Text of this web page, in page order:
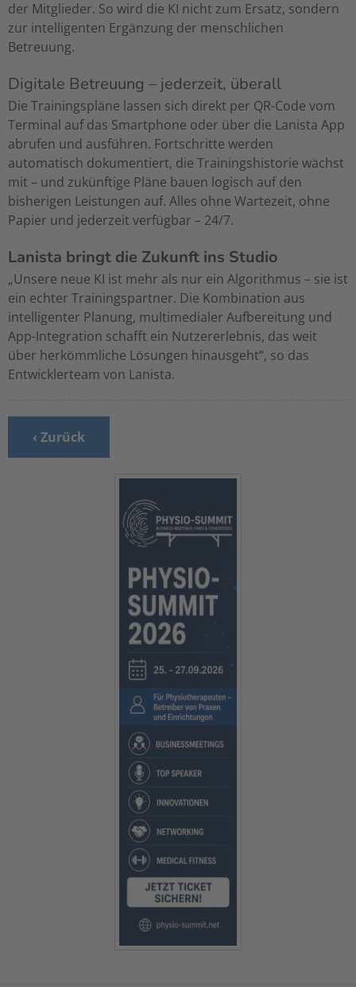
der Mitglieder. So wird die KI nicht zum Ersatz, sondern
zur intelligenten Ergänzung der menschlichen
Betreuung.
Digitale Betreuung – jederzeit, überall
Die Trainingspläne lassen sich direkt per QR-Code vom
Terminal auf das Smartphone oder über die Lanista App
abrufen und ausführen. Fortschritte werden
automatisch dokumentiert, die Trainingshistorie wächst
mit – und zukünftige Pläne bauen logisch auf den
bisherigen Leistungen auf. Alles ohne Wartezeit, ohne
Papier und jederzeit verfügbar – 24/7.
Lanista bringt die Zukunft ins Studio
„Unsere neue KI ist mehr als nur ein Algorithmus – sie ist
ein echter Trainingspartner. Die Kombination aus
intelligenter Planung, multimedialer Aufbereitung und
App-Integration schafft ein Nutzererlebnis, das weit
über herkömmliche Lösungen hinausgeht“, so das
Entwicklerteam von Lanista.
‹ Zurück